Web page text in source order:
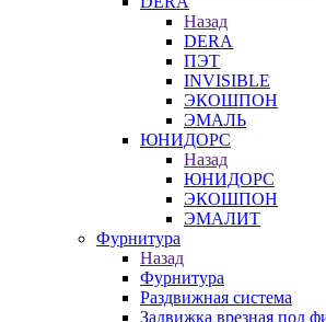
Назад
DERA
ПЭТ
INVISIBLE
ЭКОШПОН
ЭМАЛЬ
ЮНИДОРС
Назад
ЮНИДОРС
ЭКОШПОН
ЭМАЛИТ
Фурнитура
Назад
Фурнитура
Раздвижная система
Задвижка врезная под